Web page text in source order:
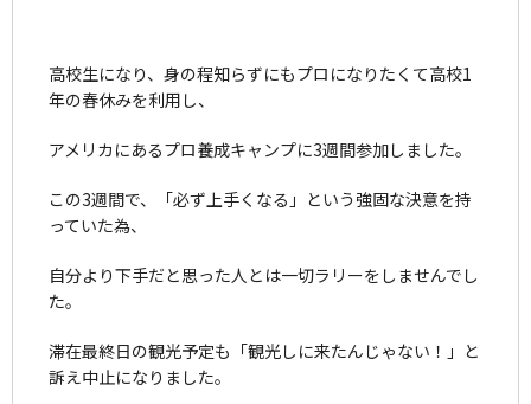
高校生になり、身の程知らずにもプロになりたくて高校1
年の春休みを利用し、
アメリカにあるプロ養成キャンプに3週間参加しました。
この3週間で、「必ず上手くなる」という強固な決意を持
っていた為、
自分より下手だと思った人とは一切ラリーをしませんでし
た。
滞在最終日の観光予定も「観光しに来たんじゃない！」と
訴え中止になりました。